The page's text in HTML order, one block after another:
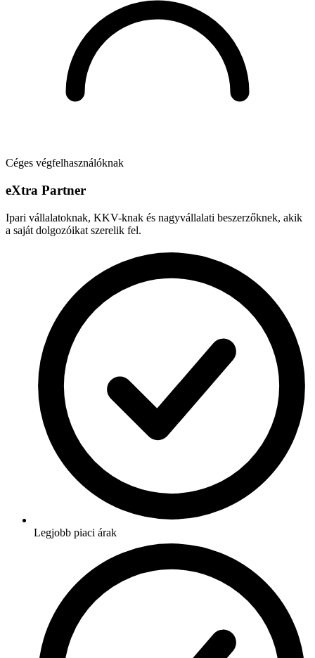
Céges végfelhasználóknak
eXtra Partner
Ipari vállalatoknak, KKV-knak és nagyvállalati beszerzőknek, akik
a saját dolgozóikat szerelik fel.
Legjobb piaci árak